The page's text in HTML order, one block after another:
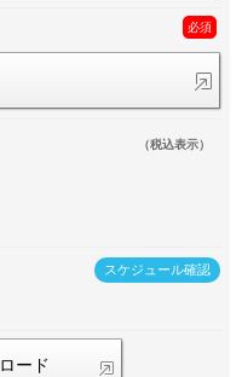
必須
（税込表示）
スケジュール確認
ード